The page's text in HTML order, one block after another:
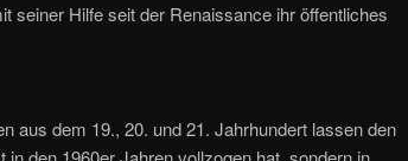
seiner Hilfe seit der Renaissance ihr öffentliches
aus dem 19., 20. und 21. Jahrhundert lassen den